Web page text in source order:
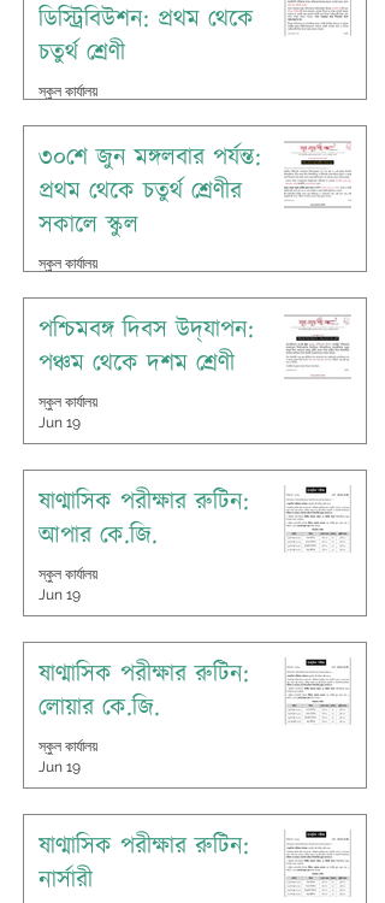
ডিস্ট্রিবিউশন: প্রথম থেকে
চতুর্থ শ্রেণী
স্কুল কার্যালয়
৩০শে জুন মঙ্গলবার পর্যন্ত:
প্রথম থেকে চতুর্থ শ্রেণীর
সকালে স্কুল
স্কুল কার্যালয়
পশ্চিমবঙ্গ দিবস উদ্‌যাপন:
পঞ্চম থেকে দশম শ্রেণী
স্কুল কার্যালয়
Jun 19
ষাণ্মাসিক পরীক্ষার রুটিন:
আপার কে.জি.
স্কুল কার্যালয়
Jun 19
ষাণ্মাসিক পরীক্ষার রুটিন:
লোয়ার কে.জি.
স্কুল কার্যালয়
Jun 19
ষাণ্মাসিক পরীক্ষার রুটিন:
নার্সারী